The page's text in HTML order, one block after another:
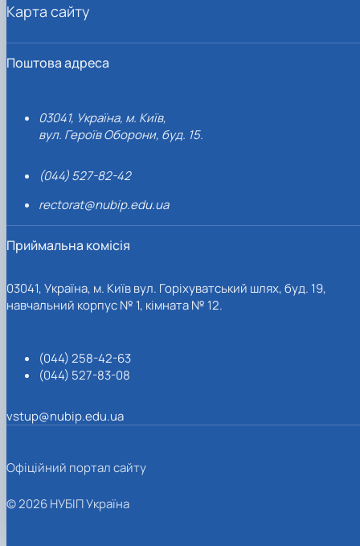
Поштова адреса
03041, Україна, м. Київ,
вул. Героїв Оборони, буд. 15.
(044) 527-82-42
rectorat@nubip.edu.ua
Приймальна комісія
03041, Україна, м. Київ вул. Горіхуватський шлях, буд. 19,
навчальний корпус № 1, кімната № 12.
(044) 258-42-63
(044) 527-83-08
vstup@nubip.edu.ua
Карта сайту
Офіційний портал сайту
© 2026 НУБІП Україна